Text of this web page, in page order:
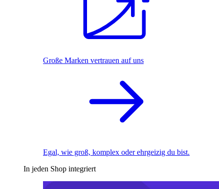
Große Marken vertrauen auf uns
Egal, wie groß, komplex oder ehrgeizig du bist.
In jeden Shop integriert